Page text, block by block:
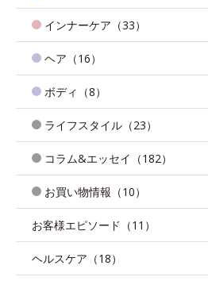
インナーケア（33）
ヘア（16）
ボディ（8）
ライフスタイル（23）
コラム&エッセイ（182）
お買い物情報（10）
お客様エピソード（11）
ヘルスケア（18）